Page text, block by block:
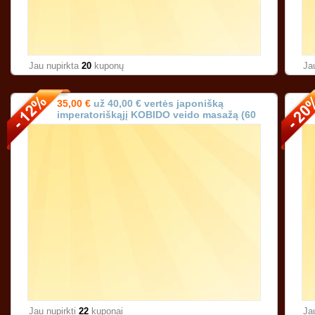
Jau nupirkta 20 kuponų
35,00 € už 40,00 € vertės japonišką
imperatoriškąjį KOBIDO veido masažą (60
min.) Vilniuje!
Jau nupirkti 22 kuponai